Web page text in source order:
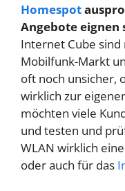
Homespot
Angebote eignen
Internet Cube
Mobilfunk-Markt
oft noch unsicher,
wirklich zur
möchten viele
und testen und
WLAN wirklich eine
oder auch für das